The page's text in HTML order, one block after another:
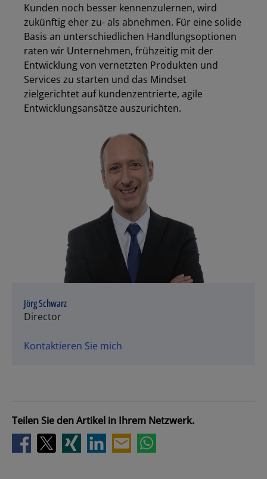
Kunden noch besser kennenzulernen, wird
zukünftig eher zu- als abnehmen. Für eine solide
Basis an unterschiedlichen Handlungsoptionen
raten wir Unternehmen, frühzeitig mit der
Entwicklung von vernetzten Produkten und
Services zu starten und das Mindset
zielgerichtet auf kundenzentrierte, agile
Entwicklungsansätze auszurichten.
Jörg Schwarz
Director
Kontaktieren Sie mich
Teilen Sie den Artikel in Ihrem Netzwerk.